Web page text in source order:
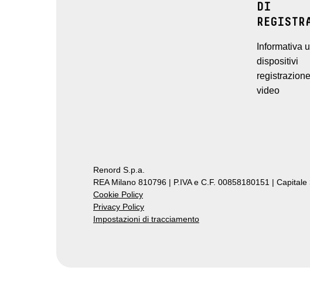
DI
Informativa
dispositivi
video
Renord S.p.a.
REA Milano 810796 | P.IVA e C.F. 00858180151 |
Cookie Policy
Privacy Policy
Impostazioni di tracciamento